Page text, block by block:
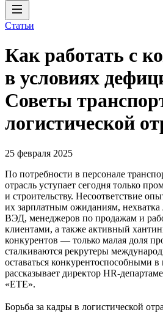
Статьи
Как работать с
в условиях
Советы
логистической
25 февраля 2025
По потребности в персонале
отрасль уступает сегодня только
и строительству. Несоответствие
их зарплатным ожиданиям, нехватка
ВЭД, менеджеров по продажам и
клиентами, а также активный
конкурентов — только малая доля
сталкиваются рекрутеры
оставаться конкурентоспособными в
рассказывает директор HR-
«ЕТЕ».
Борьба за кадры в логистической